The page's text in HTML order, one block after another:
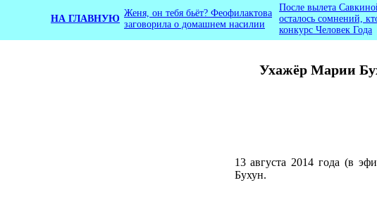
Ухажёр Марии
НА ГЛАВНУЮ
Женя, он тебя бьёт? Феофилактова
заговорила о домашнем насилии
После вылета
осталось сомнений,
конкурс Человек Года
13 августа 2014 года (в
Бухун.